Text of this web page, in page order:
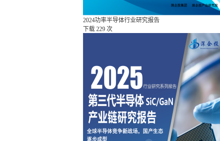
2024功率半导体行业研究报告
下载 229 次